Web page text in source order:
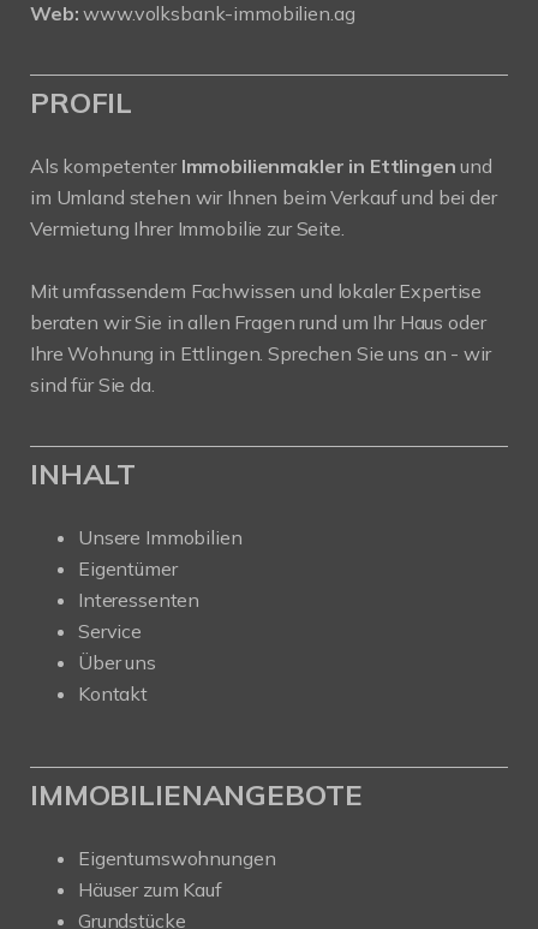
Web: www.volksbank-immobilien.ag
PROFIL
Als kompetenter Immobilienmakler in Ettlingen und
im Umland stehen wir Ihnen beim Verkauf und bei der
Vermietung Ihrer Immobilie zur Seite.
Mit umfassendem Fachwissen und lokaler Expertise
beraten wir Sie in allen Fragen rund um Ihr Haus oder
Ihre Wohnung in Ettlingen. Sprechen Sie uns an - wir
sind für Sie da.
INHALT
Unsere Immobilien
Eigentümer
Interessenten
Service
Über uns
Kontakt
IMMOBILIENANGEBOTE
Eigentumswohnungen
Häuser zum Kauf
Grundstücke